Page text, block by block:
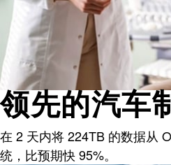
领先的汽车
在 2 天内将 224TB 的数据从
统，比预期快 95%。